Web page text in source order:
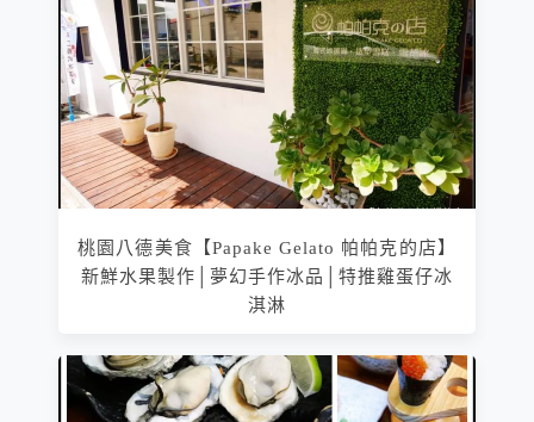
桃園八德美食【Papake Gelato 帕帕克的店】
新鮮水果製作│夢幻手作冰品│特推雞蛋仔冰
淇淋